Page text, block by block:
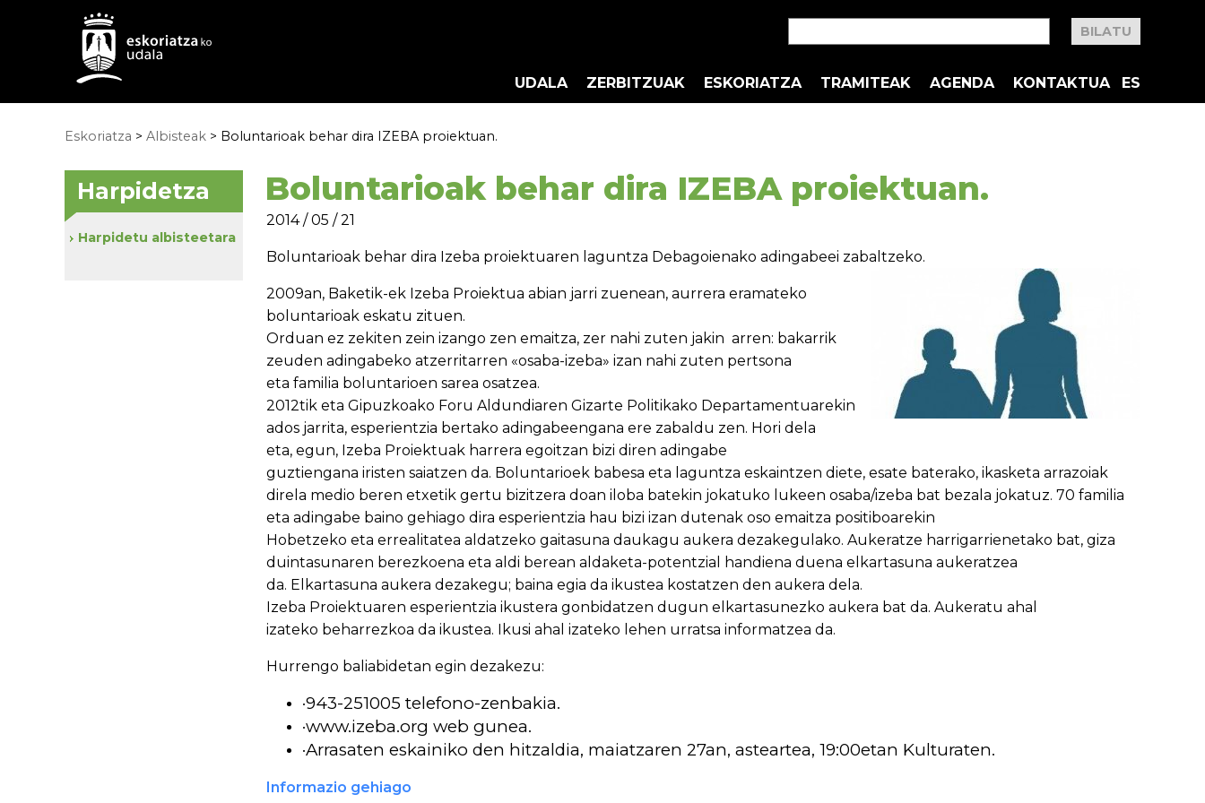
UDALA ZERBITZUAK ESKORIATZA TRAMITEAK AGENDA KONTAKTUA ES
Eskoriatza > Albisteak > Boluntarioak behar dira IZEBA proiektuan.
Boluntarioak behar dira IZEBA proiektuan.
2014 / 05 / 21
Boluntarioak behar dira Izeba proiektuaren laguntza Debagoienako adingabeei zabaltzeko.
2009an, Baketik-ek Izeba Proiektua abian jarri zuenean, aurrera eramateko
boluntarioak eskatu zituen.
Orduan ez zekiten zein izango zen emaitza, zer nahi zuten jakin arren: bakarrik
zeuden adingabeko atzerritarren «osaba-izeba» izan nahi zuten pertsona
eta familia boluntarioen sarea osatzea.
2012tik eta Gipuzkoako Foru Aldundiaren Gizarte Politikako Departamentuarekin
ados jarrita, esperientzia bertako adingabeengana ere zabaldu zen. Hori dela
eta, egun, Izeba Proiektuak harrera egoitzan bizi diren adingabe
guztiengana iristen saiatzen da. Boluntarioek babesa eta laguntza eskaintzen diete, esate baterako, ikasketa arrazoiak
direla medio beren etxetik gertu bizitzera doan iloba batekin jokatuko lukeen osaba/izeba bat bezala jokatuz. 70 familia
eta adingabe baino gehiago dira esperientzia hau bizi izan dutenak oso emaitza positiboarekin
Hobetzeko eta errealitatea aldatzeko gaitasuna daukagu aukera dezakegulako. Aukeratze harrigarrienetako bat, giza
duintasunaren berezkoena eta aldi berean aldaketa-potentzial handiena duena elkartasuna aukeratzea
da. Elkartasuna aukera dezakegu; baina egia da ikustea kostatzen den aukera dela.
Izeba Proiektuaren esperientzia ikustera gonbidatzen dugun elkartasunezko aukera bat da. Aukeratu ahal
izateko beharrezkoa da ikustea. Ikusi ahal izateko lehen urratsa informatzea da.
Hurrengo baliabidetan egin dezakezu:
·943-251005 telefono-zenbakia.
·www.izeba.org web gunea.
·Arrasaten eskainiko den hitzaldia, maiatzaren 27an, asteartea, 19:00etan Kulturaten.
Informazio gehiago
Harpidetza
Harpidetu albisteetara